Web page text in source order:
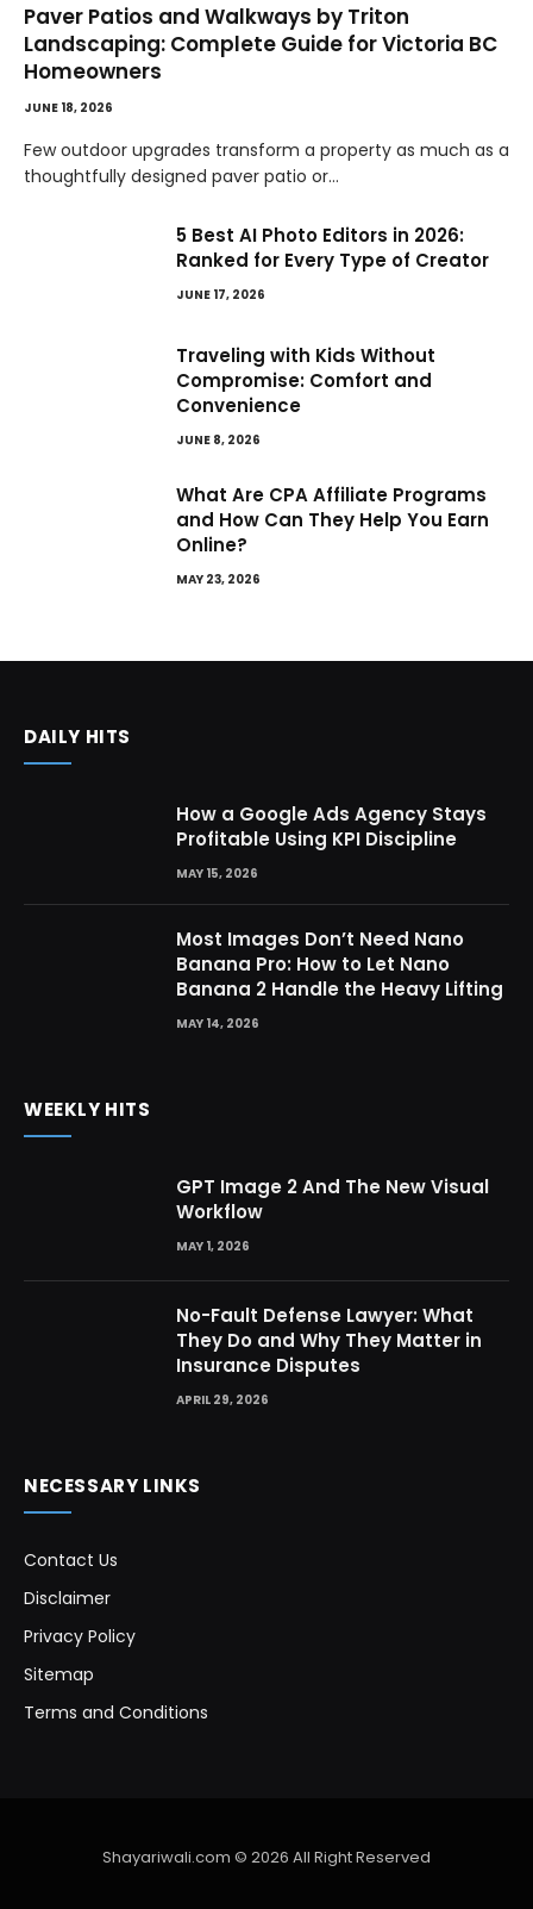
Paver Patios and Walkways by Triton
Landscaping: Complete Guide for Victoria BC
Homeowners
JUNE 18, 2026
Few outdoor upgrades transform a property as much as a
thoughtfully designed paver patio or…
5 Best AI Photo Editors in 2026:
Ranked for Every Type of Creator
JUNE 17, 2026
Traveling with Kids Without
Compromise: Comfort and
Convenience
JUNE 8, 2026
What Are CPA Affiliate Programs
and How Can They Help You Earn
Online?
MAY 23, 2026
DAILY HITS
How a Google Ads Agency Stays
Profitable Using KPI Discipline
MAY 15, 2026
Most Images Don’t Need Nano
Banana Pro: How to Let Nano
Banana 2 Handle the Heavy Lifting
MAY 14, 2026
WEEKLY HITS
GPT Image 2 And The New Visual
Workflow
MAY 1, 2026
No-Fault Defense Lawyer: What
They Do and Why They Matter in
Insurance Disputes
APRIL 29, 2026
NECESSARY LINKS
Contact Us
Disclaimer
Privacy Policy
Sitemap
Terms and Conditions
Shayariwali.com © 2026 All Right Reserved